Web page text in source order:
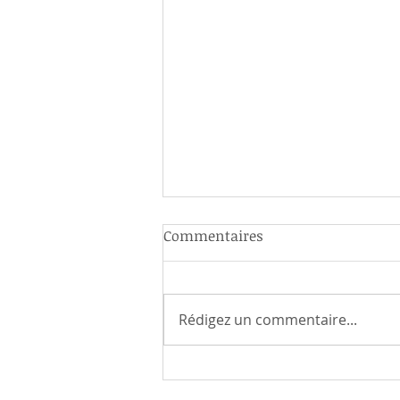
Quand rien ne va plus… et
Commentaires
Rédigez un commentaire...